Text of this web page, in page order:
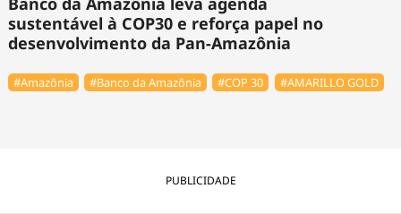
sustentável à COP30 e reforça papel no
desenvolvimento da Pan-Amazônia
#Amazônia #Banco da Amazônia #COP 30 #AMARILLO GOLD
PUBLICIDADE